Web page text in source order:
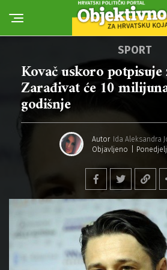
SPORT
Kovač uskoro
Zarađivat će 10
godišnje
Autor Ida Aleksandra
Objavljeno